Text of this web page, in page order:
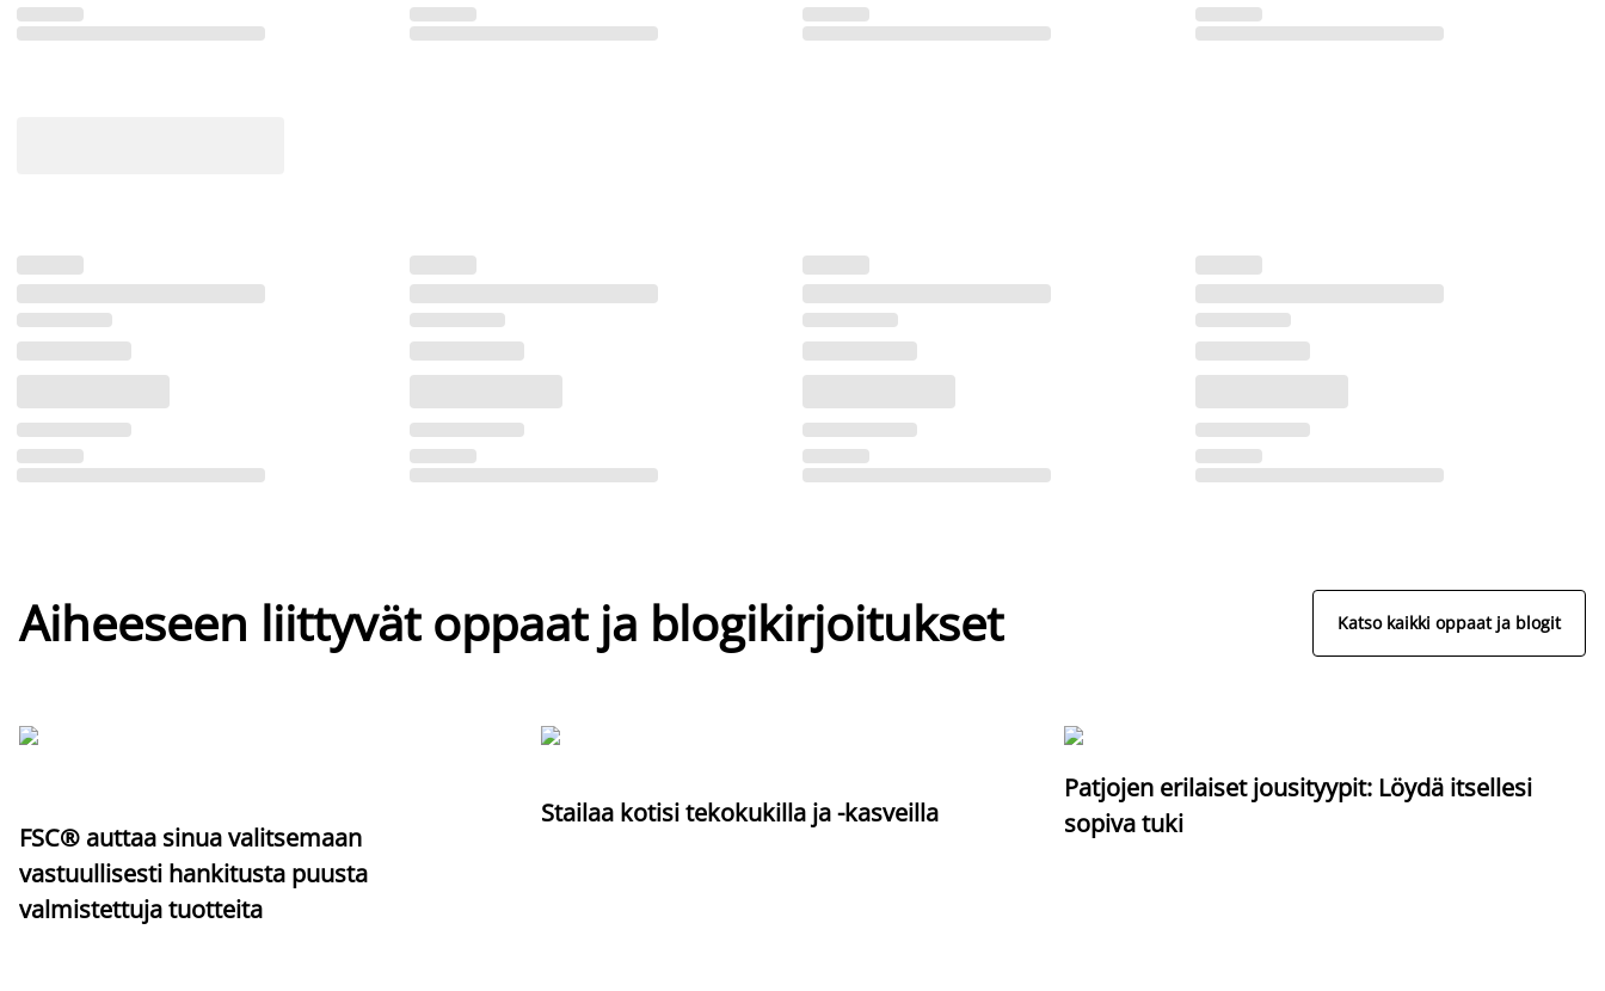
Aiheeseen liittyvät oppaat ja blogikirjoitukset Katso kaikki oppaat ja blogit
FSC® auttaa sinua valitsemaan
vastuullisesti hankitusta puusta
valmistettuja tuotteita
Stailaa kotisi tekokukilla ja -kasveilla
Patjojen erilaiset jousityypit: Löydä itsellesi
sopiva tuki